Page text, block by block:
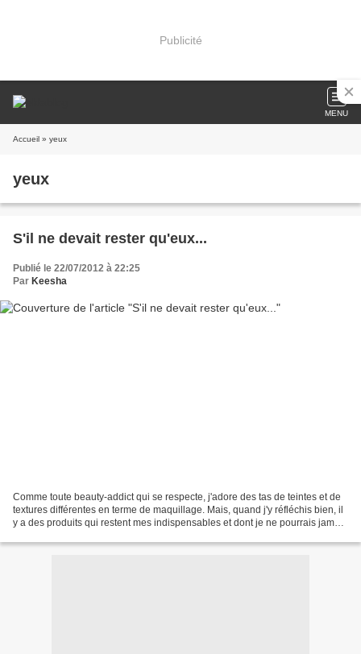
Publicité
MENU
Accueil » yeux
yeux
S'il ne devait rester qu'eux...
Publié le 22/07/2012 à 22:25
Par Keesha
Comme toute beauty-addict qui se respecte, j'adore des tas de teintes et de
textures différentes en terme de maquillage. Mais, quand j'y réfléchis bien, il
y a des produits qui restent mes indispensables et dont je ne pourrais jamais